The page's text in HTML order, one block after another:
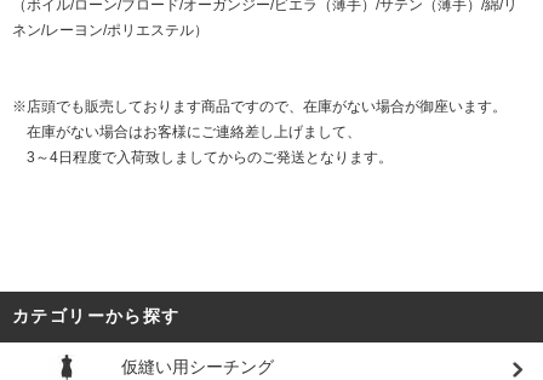
（ボイル/ローン/ブロード/オーガンジー/ビエラ（薄手）/サテン（薄手）/綿/リ
ネン/レーヨン/ポリエステル）
※店頭でも販売しております商品ですので、在庫がない場合が御座います。
在庫がない場合はお客様にご連絡差し上げまして、
3～4日程度で入荷致しましてからのご発送となります。
カテゴリーから探す
仮縫い用シーチング